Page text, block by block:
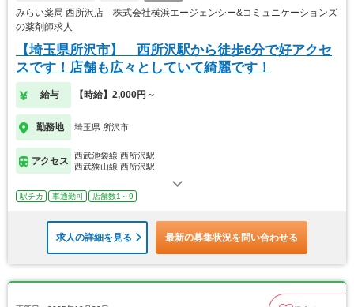
みらい薬局 西所沢店 株式会社横浜エージェンシー&コミュニケーションズ
の薬剤師求人
【埼玉県所沢市】 西所沢駅から徒歩6分で好アクセ
スです！店舗も広々としていて綺麗です！
給与 【時給】2,000円～
勤務地 埼玉県 所沢市
アクセス
西武池袋線 西所沢駅
西武狭山線 西所沢駅
駅チカ 車通勤可 店舗数1～9
求人の詳細を見る 最新の募集状況を問い合わせる